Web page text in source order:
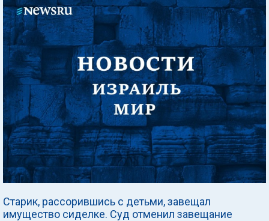
Старик, рассорившись с детьми, завещал
имущество сиделке. Суд отменил завещание